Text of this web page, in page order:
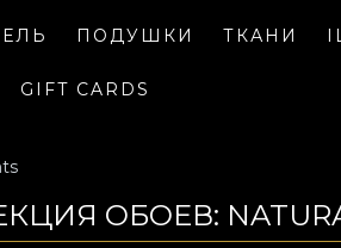
ПОДУШКИ ТКАНИ
GIFT CARDS
ОБОЕВ: